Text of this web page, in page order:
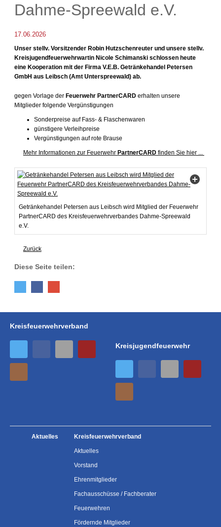
Dahme-Spreewald e.V.
17.06.2026
Unser stellv. Vorsitzender Robin Hutzschenreuter und unsere stellv.
Kreisjugendfeuerwehrwartin Nicole Schimanski schlossen heute
eine Kooperation mit der Firma V.E.B. Getränkehandel Petersen
GmbH aus Leibsch (Amt Unterspreewald) ab.
gegen Vorlage der Feuerwehr PartnerCARDerhalten unsere
Mitglieder folgende Vergünstigungen
Sonderpreise auf Fass- & Flaschenwaren
günstigere Verleihpreise
Vergünstigungen auf rote Brause
Mehr Informationen zur Feuerwehr PartnerCARDfinden Sie hier ...
Getränkehandel Petersen aus Leibsch wird Mitglied der Feuerwehr
PartnerCARD des Kreisfeuerwehrverbandes Dahme-Spreewald
e.V.
Zurück
Diese Seite teilen:
Kreisfeuerwehrverband
Kreisjugendfeuerwehr
Aktuelles Kreisfeuerwehrverband
Aktuelles
Vorstand
Ehrenmitglieder
Fachausschüsse / Fachberater
Feuerwehren
Fördernde Mitglieder